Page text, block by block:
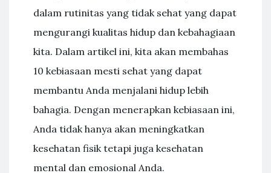
dalam rutinitas yang tidak sehat yang dapat
mengurangi kualitas hidup dan kebahagiaan
kita. Dalam artikel ini, kita akan membahas
10 kebiasaan mesti sehat yang dapat
membantu Anda menjalani hidup lebih
bahagia. Dengan menerapkan kebiasaan ini,
Anda tidak hanya akan meningkatkan
kesehatan fisik tetapi juga kesehatan
mental dan emosional Anda.